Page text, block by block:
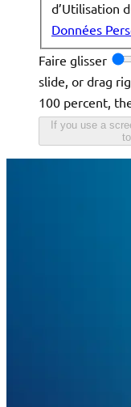
d’Utilisation
Données
Faire glisser
slide, or drag
100 percent,
If you use a